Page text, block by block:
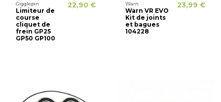
Gigglepin
Limiteur de
course
cliquet de
frein GP25
GP50 GP100
22,90 € Warn
Warn VR EVO
Kit de joints
et bagues
104228
23,99 €